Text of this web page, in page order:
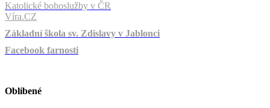
Katolické bohoslužby v ČR
Víra.CZ
Základní škola sv. Zdislavy v Jablonci
Facebook farnosti
Oblíbené